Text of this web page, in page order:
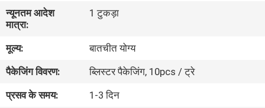
का
गुणवत्ता
नियंत्रण
न्यूनतम आदेश
मात्रा:
1 टुकड़ा
मूल्य:
बातचीत योग्य
पैकेजिंग विवरण:
ब्लिस्टर पैकेजिंग, 10pcs / ट्रे
प्रसव के समय:
1-3 दिन